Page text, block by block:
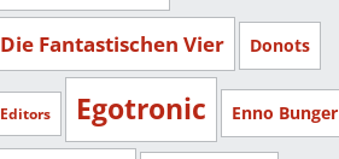
Die Fantastischen Vier Donots
Editors Egotronic Enno Bunger